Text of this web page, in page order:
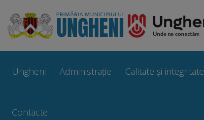
Ungheni
Prezentare
Simbolurile
Ungheni Administrație Calitate și integritate
Contacte